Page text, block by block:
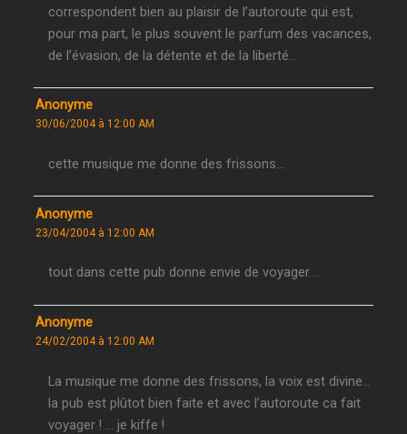
correspondent bien au plaisir de l’autoroute qui est,
pour ma part, le plus souvent le parfum des vacances,
de l’évasion, de la détente et de la liberté…
Anonyme
30/06/2004 à 12:00 AM
cette musique me donne des frissons…
Anonyme
23/04/2004 à 12:00 AM
tout dans cette pub donne envie de voyager….
Anonyme
24/02/2004 à 12:00 AM
La musique me donne des frissons, la voix est divine…
la pub est plûtot bien faite et avec l’autoroute ca fait
voyager ! … je kiffe !